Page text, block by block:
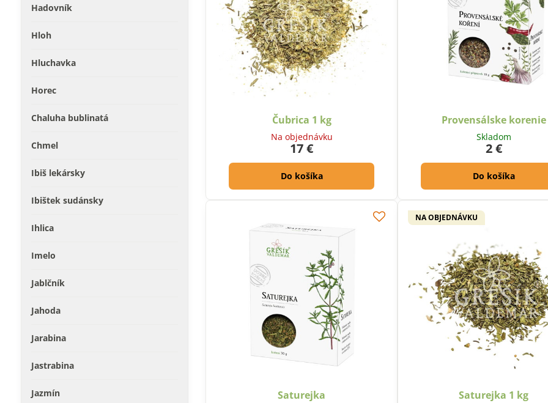
Čubrica 1 kg
Na objednávku
17 €
Do košíka
Provensálske korenie
Skladom
2 €
Do košíka
Saturejka
NA OBJEDNÁVKU
Saturejka 1 kg
Hadovník
Hloh
Hluchavka
Horec
Chaluha bublinatá
Chmel
Ibiš lekársky
Ibištek sudánsky
Ihlica
Imelo
Jablčník
Jahoda
Jarabina
Jastrabina
Jazmín